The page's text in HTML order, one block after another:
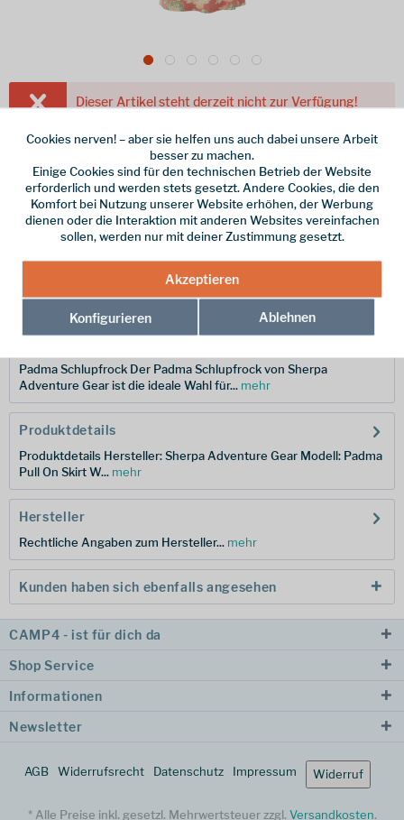
Dieser Artikel steht derzeit nicht zur Verfügung!
50,00 € * 60,00 € * (16,67% gespart)
inkl. MwSt. zzgl. Versandkosten
Größe
SW24007-465-L
Padma Schlupfrock Der Padma Schlupfrock von Sherpa
Adventure Gear ist die ideale Wahl für... mehr
Produktdetails
Produktdetails Hersteller: Sherpa Adventure Gear Modell: Padma
Pull On Skirt W... mehr
Hersteller
Rechtliche Angaben zum Hersteller... mehr
Kunden haben sich ebenfalls angesehen
CAMP4 - ist für dich da
Shop Service
Informationen
Newsletter
AGB Widerrufsrecht Datenschutz Impressum Widerruf
* Alle Preise inkl. gesetzl. Mehrwertsteuer zzgl. Versandkosten.
Cookies nerven! – aber sie helfen uns auch dabei unsere Arbeit
besser zu machen.
Einige Cookies sind für den technischen Betrieb der Website
erforderlich und werden stets gesetzt. Andere Cookies, die den
Komfort bei Nutzung unserer Website erhöhen, der Werbung
dienen oder die Interaktion mit anderen Websites vereinfachen
sollen, werden nur mit deiner Zustimmung gesetzt.
Akzeptieren
Konfigurieren Ablehnen